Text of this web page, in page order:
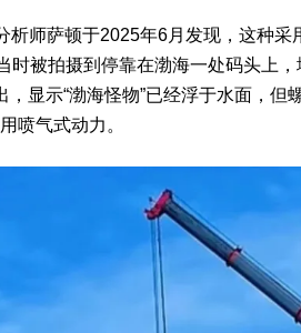
析师萨顿于2025年6月发现，这种
时被拍摄到停靠在渤海一处码头上
显示“渤海怪物”已经浮于水面，但
喷气式动力。